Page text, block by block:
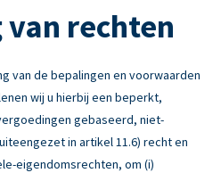
rechten
van de bepalingen en voorwaarden
wij u hierbij een beperkt,
gebaseerd, niet-
in artikel 11.6) recht en
eigendomsrechten, om (i)